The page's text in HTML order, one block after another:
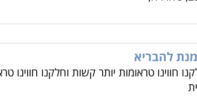
להבריא
חווינו טראומות יותר קשות וחלקנו חווינו